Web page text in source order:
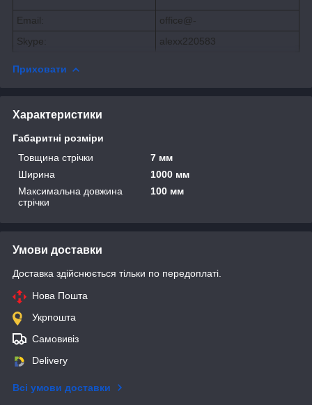
Email:
office@-
Skype:
alexx220583
Приховати
Характеристики
Габаритні розміри
Товщина стрічки
7 мм
Ширина
1000 мм
Максимальна довжина
стрічки
100 мм
Умови доставки
Доставка здійснюється тільки по передоплаті.
Нова Пошта
Укрпошта
Самовивіз
Delivery
Всі умови доставки